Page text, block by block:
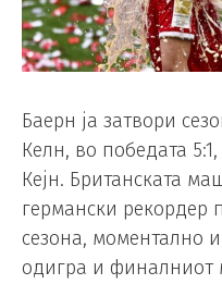
Баерн ја затвори
Келн, во победата
Кејн. Британската
германски рекордер
сезона, моментално
одигра и финалниот